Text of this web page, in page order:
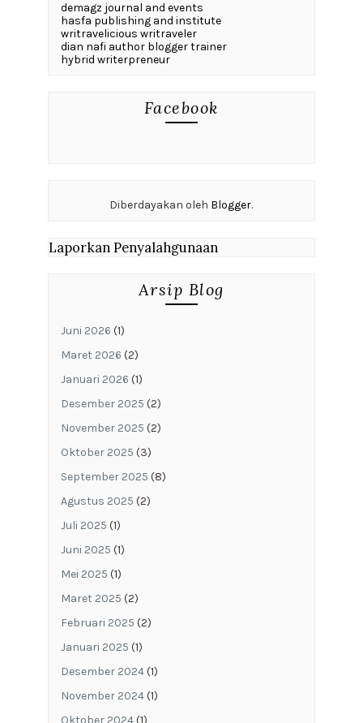
demagz journal and events
hasfa publishing and institute
writravelicious writraveler
dian nafi author blogger trainer
hybrid writerpreneur
Facebook
Diberdayakan oleh Blogger.
Laporkan Penyalahgunaan
Arsip Blog
Juni 2026 (1)
Maret 2026 (2)
Januari 2026 (1)
Desember 2025 (2)
November 2025 (2)
Oktober 2025 (3)
September 2025 (8)
Agustus 2025 (2)
Juli 2025 (1)
Juni 2025 (1)
Mei 2025 (1)
Maret 2025 (2)
Februari 2025 (2)
Januari 2025 (1)
Desember 2024(1)
November 2024(1)
Oktober 2024(1)